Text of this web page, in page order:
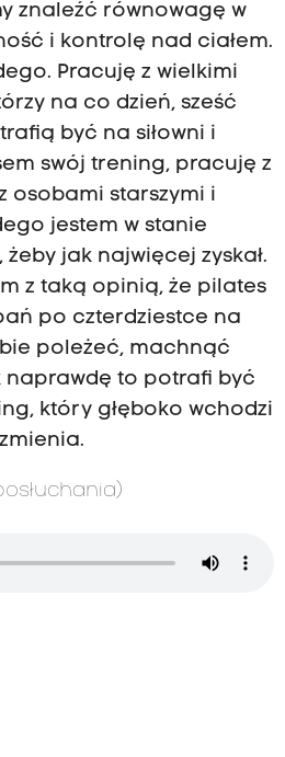
znaleźć równowagę w
i kontrolę nad ciałem.
Pracuję z wielkimi
na co dzień, sześć
być na siłowni i
swój trening, pracuję z
osobami starszymi i
jestem w stanie
jak najwięcej zyskał.
z taką opinią, że pilates
po czterdziestce na
poleżeć, machnąć
naprawdę to potrafi być
który głęboko wchodzi